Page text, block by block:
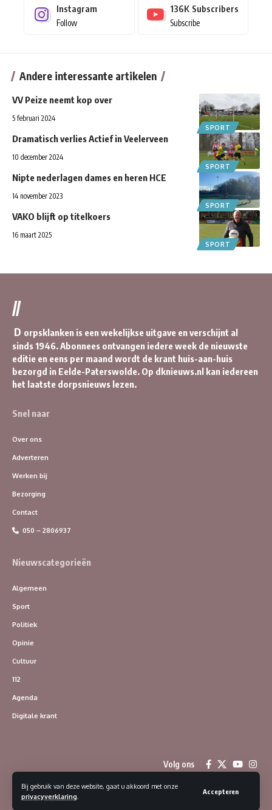
Bij gebruik van deze website, gaat u akkoord met onze
privacyverklaring
Accepteren
Instagram
Follow
136K Subscribers
Subscribe
Andere interessante artikelen
SPORT
VV Peize neemt kop over
5 februari 2024
SPORT
Dramatisch verlies Actief in Veelerveen
10 december 2024
SPORT
Nipte nederlagen dames en heren HCE
14 november 2023
SPORT
VAKO blijft op titelkoers
16 maart 2025
//
D orpsklanken is een wekelijkse uitgave en verschijnt al
sinds 1946. Abonnees ontvangen iedere week de nieuwste
editie en eens per maand wordt de krant huis-aan-huis
bezorgd in Eelde-Paterswolde. Op dknieuws.nl kan iedereen
het laatste dorpsnieuws lezen.
Snel naar
Over ons
Adverteren
Werken bij
Bezorging
Contact
050 – 2806937
Nieuwscategorieën
Algemeen
Sport
Politiek
Opinie
Cultuur
112
Agenda
Digitale krant
Volg ons
© 2023 Dorpsklanken | Alle rechten voorbehouden